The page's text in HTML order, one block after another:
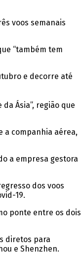
voos semanais
“também tem
e decorre até
Ásia”, região que
a companhia aérea,
a empresa gestora
dos voos
19.
ponte entre os dois
diretos para
e Shenzhen.